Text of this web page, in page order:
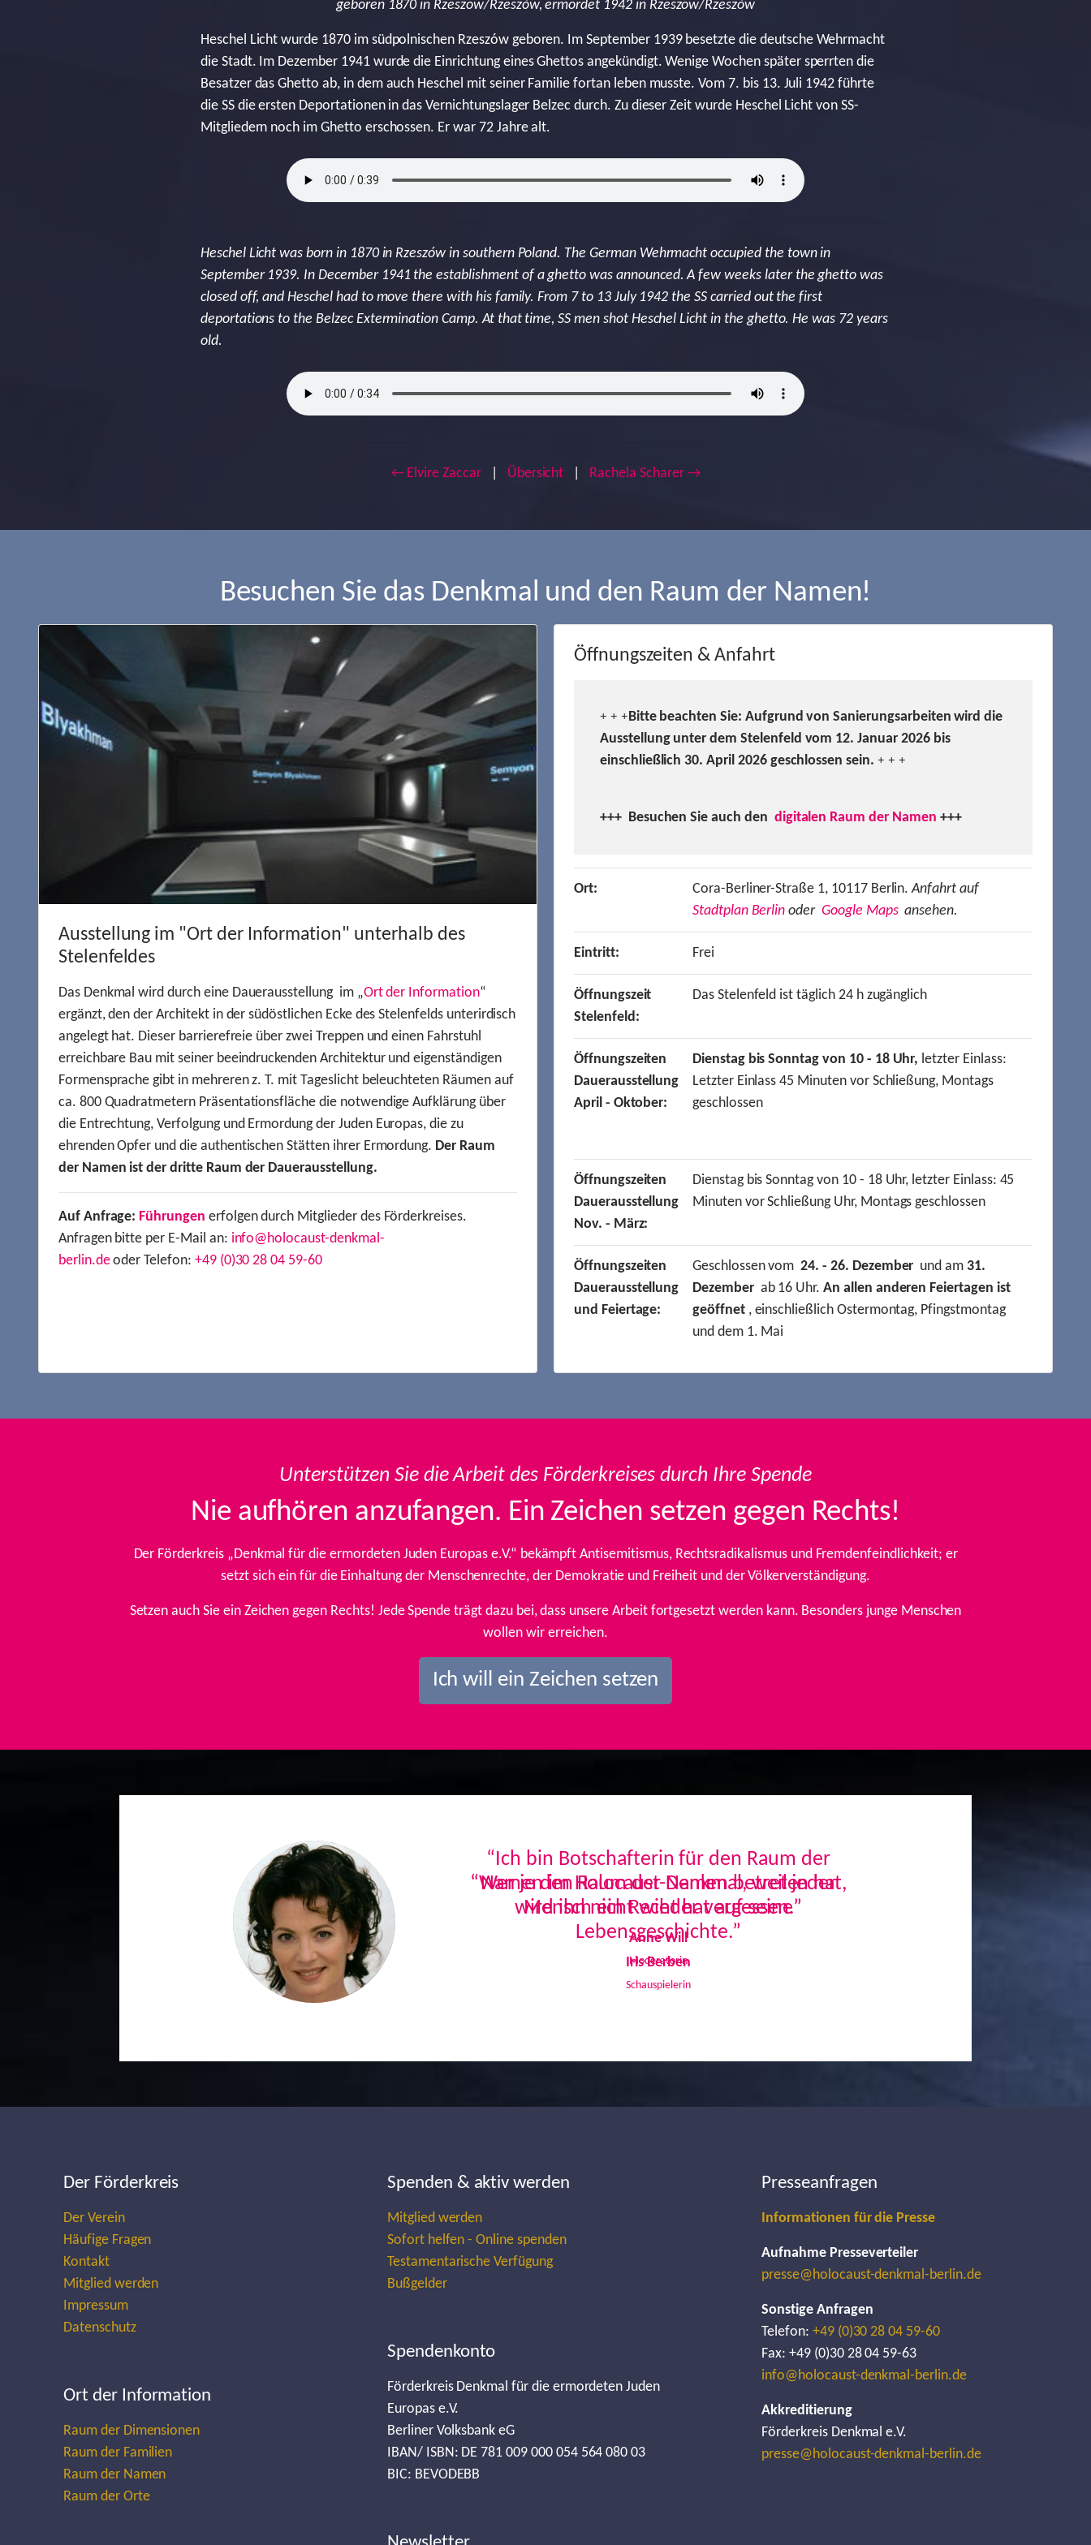
geboren 1870 in Rzeszow/Rzeszów, ermordet 1942 in Rzeszow/Rzeszów
Heschel Licht wurde 1870 im südpolnischen Rzeszów geboren. Im September 1939 besetzte die deutsche Wehrmacht
die Stadt. Im Dezember 1941 wurde die Einrichtung eines Ghettos angekündigt. Wenige Wochen später sperrten die
Besatzer das Ghetto ab, in dem auch Heschel mit seiner Familie fortan leben musste. Vom 7. bis 13. Juli 1942 führte
die SS die ersten Deportationen in das Vernichtungslager Belzec durch. Zu dieser Zeit wurde Heschel Licht von SS-
Mitgliedern noch im Ghetto erschossen. Er war 72 Jahre alt.
Heschel Licht was born in 1870 in Rzeszów in southern Poland. The German Wehrmacht occupied the town in
September 1939. In December 1941 the establishment of a ghetto was announced. A few weeks later the ghetto was
closed off, and Heschel had to move there with his family. From 7 to 13 July 1942 the SS carried out the first
deportations to the Belzec Extermination Camp. At that time, SS men shot Heschel Licht in the ghetto. He was 72 years
old.
← Elvire Zaccar Übersicht Rachela Scharer →
Besuchen Sie das Denkmal und den Raum der Namen!
Ausstellung im "Ort der Information" unterhalb des
Stelenfeldes
Das Denkmal wird durch eine Dauerausstellung im „Ort der Information“
ergänzt, den der Architekt in der südöstlichen Ecke des Stelenfelds unterirdisch
angelegt hat. Dieser barrierefreie über zwei Treppen und einen Fahrstuhl
erreichbare Bau mit seiner beeindruckenden Architektur und eigenständigen
Formensprache gibt in mehreren z. T. mit Tageslicht beleuchteten Räumen auf
ca. 800 Quadratmetern Präsentationsfläche die notwendige Aufklärung über
die Entrechtung, Verfolgung und Ermordung der Juden Europas, die zu
ehrenden Opfer und die authentischen Stätten ihrer Ermordung. Der Raum
der Namen ist der dritte Raum der Dauerausstellung.
Auf Anfrage: Führungen erfolgen durch Mitglieder des Förderkreises.
Anfragen bitte per E-Mail an: info@holocaust-denkmal-
berlin.deoder Telefon: +49 (0)30 28 04 59-60
Öffnungszeiten & Anfahrt
+ + +Bitte beachten Sie: Aufgrund von Sanierungsarbeiten wird die
Ausstellung unter dem Stelenfeld vom 12. Januar 2026 bis
einschließlich 30. April 2026 geschlossen sein. + + +
+++ Besuchen Sie auch den digitalen Raum der Namen +++
Ort: Cora-Berliner-Straße 1, 10117 Berlin.Anfahrt auf
Stadtplan Berlin oder Google Mapsansehen.
Eintritt: Frei
Öffnungszeit
Stelenfeld:
Das Stelenfeld ist täglich 24 h zugänglich
Öffnungszeiten
Dauerausstellung
April - Oktober:
Dienstag bis Sonntag von 10 - 18 Uhr, letzter Einlass:
Letzter Einlass 45 Minuten vor Schließung, Montags
geschlossen
Öffnungszeiten
Dauerausstellung
Nov. - März:
Dienstag bis Sonntag von 10 - 18 Uhr, letzter Einlass: 45
Minuten vor Schließung Uhr, Montags geschlossen
Öffnungszeiten
Dauerausstellung
und Feiertage:
Geschlossen vom24. - 26. Dezember und am31.
Dezemberab 16 Uhr.An allen anderen Feiertagen ist
geöffnet, einschließlich Ostermontag, Pfingstmontag
und dem 1. Mai
Unterstützen Sie die Arbeit des Förderkreises durch Ihre Spende
Nie aufhören anzufangen. Ein Zeichen setzen gegen Rechts!
Der Förderkreis „Denkmal für die ermordeten Juden Europas e.V.“ bekämpft Antisemitismus, Rechtsradikalismus und Fremdenfeindlichkeit; er
setzt sich ein für die Einhaltung der Menschenrechte, der Demokratie und Freiheit und der Völkerverständigung.
Setzen auch Sie ein Zeichen gegen Rechts! Jede Spende trägt dazu bei, dass unsere Arbeit fortgesetzt werden kann. Besonders junge Menschen
wollen wir erreichen.
Ich will ein Zeichen setzen
“Ich bin Botschafterin für den Raum der
Namen im Holocaust-Denkmal, weil jeder
Mensch ein Recht hat auf seine
Lebensgeschichte.”
Iris Berben
Schauspielerin
Previous
Der Förderkreis
Der Verein
Häufige Fragen
Kontakt
Mitglied werden
Impressum
Datenschutz
Ort der Information
Raum der Dimensionen
Raum der Familien
Raum der Namen
Raum der Orte
Spenden & aktiv werden
Mitglied werden
Sofort helfen - Online spenden
Testamentarische Verfügung
Bußgelder
Spendenkonto
Förderkreis Denkmal für die ermordeten Juden
Europas e.V.
Berliner Volksbank eG
IBAN/ ISBN: DE 781 009 000 054 564 080 03
BIC: BEVODEBB
Presseanfragen
Informationen für die Presse
Aufnahme Presseverteiler
presse@holocaust-denkmal-berlin.de
Sonstige Anfragen
Telefon: +49 (0)30 28 04 59-60
Fax: +49 (0)30 28 04 59-63
info@holocaust-denkmal-berlin.de
Akkreditierung
Förderkreis Denkmal e.V.
presse@holocaust-denkmal-berlin.de